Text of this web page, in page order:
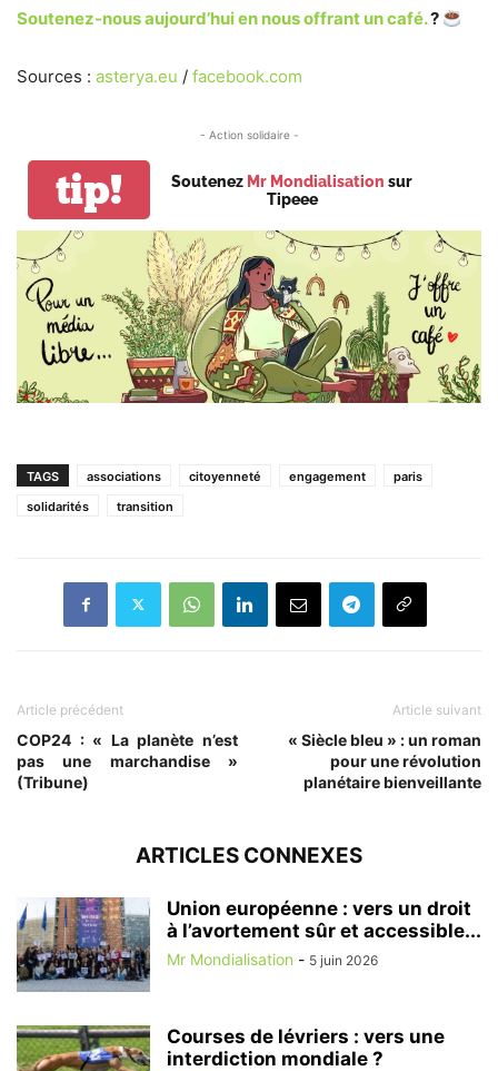
Soutenez-nous aujourd’hui en nous offrant un café.?
Sources : asterya.eu / facebook.com
- Action solidaire -
tip! Soutenez Mr Mondialisation sur
Tipeee
TAGS associations citoyenneté engagement
paris
solidarités
transition
Article précédent
COP24 : « La planète n’est
pas une marchandise »
(Tribune)
Article suivant
« Siècle bleu » : un roman
pour une révolution
planétaire bienveillante
ARTICLES CONNEXES
Union européenne : vers un droit
à l’avortement sûr et accessible...
Mr Mondialisation - 5 juin 2026
Courses de lévriers : vers une
interdiction mondiale ?